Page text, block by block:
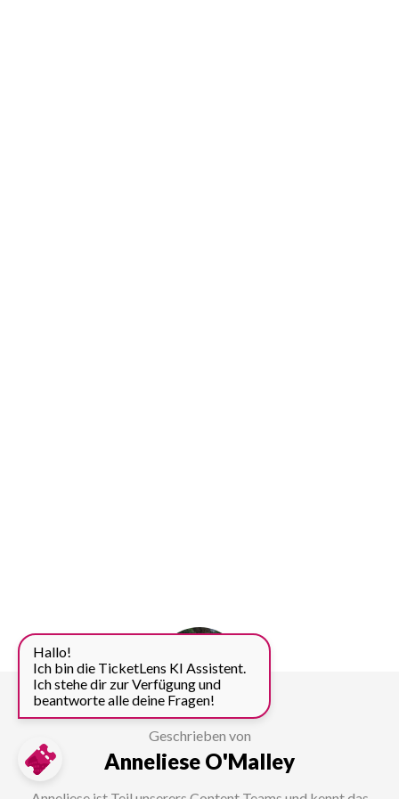
Geschrieben von
Anneliese O'Malley
Hallo!
Ich bin die TicketLens KI Assistent.
Ich stehe dir zur Verfügung und
beantworte alle deine Fragen!